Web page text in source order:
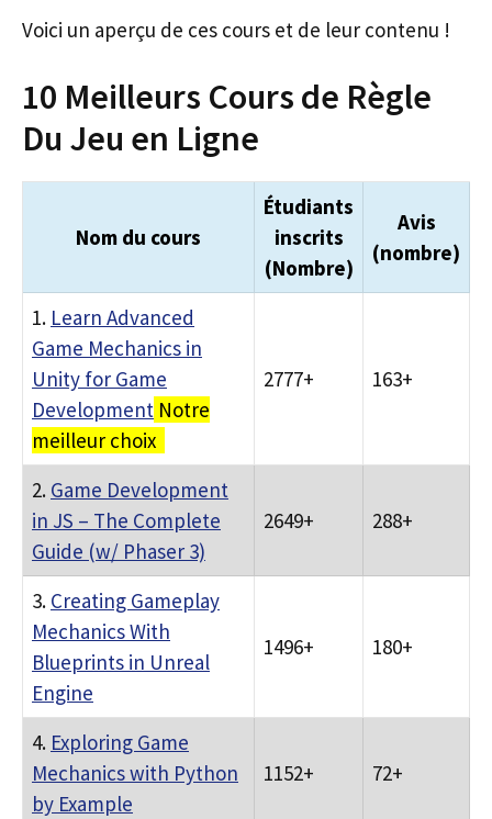
Voici un aperçu de ces cours et de leur contenu !
10 Meilleurs Cours de Règle
Du Jeu en Ligne
Nom du cours
Étudiants
inscrits
(Nombre)
Avis
(nombre)
1. Learn Advanced
Game Mechanics in
Unity for Game
Development Notre
meilleur choix
2777+ 163+
2. Game Development
in JS – The Complete
Guide (w/ Phaser 3)
2649+ 288+
3. Creating Gameplay
Mechanics With
Blueprints in Unreal
Engine
1496+ 180+
4. Exploring Game
Mechanics with Python
by Example
1152+ 72+